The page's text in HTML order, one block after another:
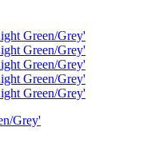
Grey'